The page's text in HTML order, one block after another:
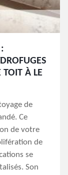
TOIT À LE
de
Ce
de votre
de
se
Son